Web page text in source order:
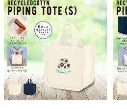
よくある質
ご注文・包装に
スイプロマガ
オリジナルグッズ制作について